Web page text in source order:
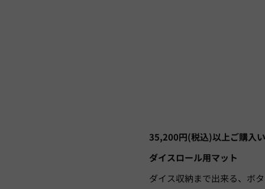
35,200円(税込)以上ご購入
ダイスロール用マット
ダイス収納まで出来る、ボ